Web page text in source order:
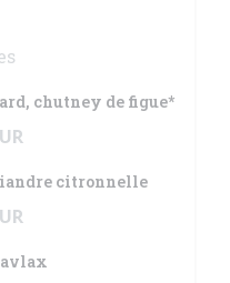
chutney de figue*
citronnelle